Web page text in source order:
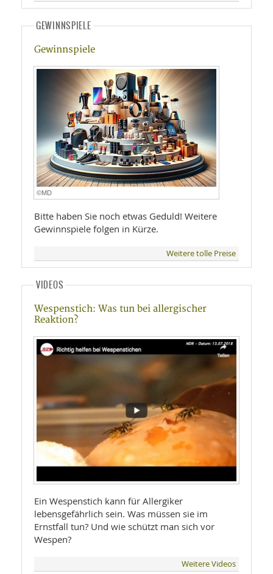
GEWINNSPIELE
Gewinnspiele
©MD
Bitte haben Sie noch etwas Geduld! Weitere
Gewinnspiele folgen in Kürze.
Weitere tolle Preise
VIDEOS
Wespenstich: Was tun bei allergischer
Reaktion?
Ein Wespenstich kann für Allergiker
lebensgefährlich sein. Was müssen sie im
Ernstfall tun? Und wie schützt man sich vor
Wespen?
Weitere Videos